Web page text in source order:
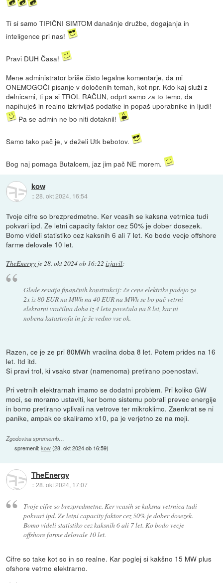
Ti si samo TIPIČNI SIMTOM današnje družbe, dogajanja in
inteligence pri nas!
Pravi DUH Časa!
Mene administrator briše čisto legalne komentarje, da mi
ONEMOGOČI pisanje v določenih temah, kot npr. Kdo kaj služi z
delnicami, ti pa si TROL RAČUN, odprt samo za to temo, da
napihuješ in realno izkrivljaš podatke in popaš uporabnike in ljudi!
Pa se admin ne bo niti dotaknil!
Samo tako pač je, v deželi Utk bebotov.
Bog naj pomaga Butalcem, jaz jim pač NE morem.
kow
::28. okt 2024, 16:54
Tvoje cifre so brezpredmetne. Ker vcasih se kaksna vetrnica tudi
pokvari ipd. Ze letni capacity faktor cez 50% je dober dosezek.
Bomo videli statistiko cez kaksnih 6 ali 7 let. Ko bodo vecje offshore
farme delovale 10 let.
TheEnergy je28. okt 2024 ob 16:22 izjavil:
Glede sesutja finančnih konstrukcij: če cene elektrike padejo za
2x iz 80 EUR na MWh na 40 EUR na MWh se bo pač vetrni
elekrarni vračilna doba iz 4 leta povečala na 8 let, kar ni
nobena katastrofa in je še vedno vse ok.
Razen, ce je ze pri 80MWh vracilna doba 8 let. Potem prides na 16
let. Itd itd.
Si pravi trol, ki vsako stvar (namenoma) pretirano poenostavi.
Pri vetrnih elektrarnah imamo se dodatni problem. Pri koliko GW
moci, se moramo ustaviti, ker bomo sistemu pobrali prevec energije
in bomo pretirano vplivali na vetrove ter mikroklimo. Zaenkrat se ni
panike, ampak ce skaliramo x10, pa je verjetno ze na meji.
Zgodovina sprememb…
spremenil:kow(28. okt 2024 ob 16:59)
TheEnergy
::28. okt 2024, 17:07
Tvoje cifre so brezpredmetne. Ker vcasih se kaksna vetrnica tudi
pokvari ipd. Ze letni capacity faktor cez 50% je dober dosezek.
Bomo videli statistiko cez kaksnih 6 ali 7 let. Ko bodo vecje
offshore farme delovale 10 let.
Cifre so take kot so in so realne. Kar poglej si kakšno 15 MW plus
ofshore vetrno elektrarno.